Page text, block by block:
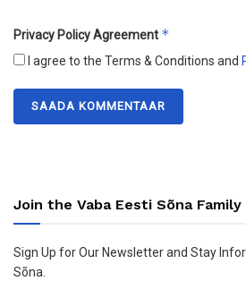
Privacy Policy Agreement *
I agree to the Terms & Conditions and
Join the Vaba Eesti Sõna Family
Sign Up for Our Newsletter and Stay
Sõna.